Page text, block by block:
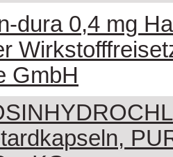
dura 0,4 mg
GmbH